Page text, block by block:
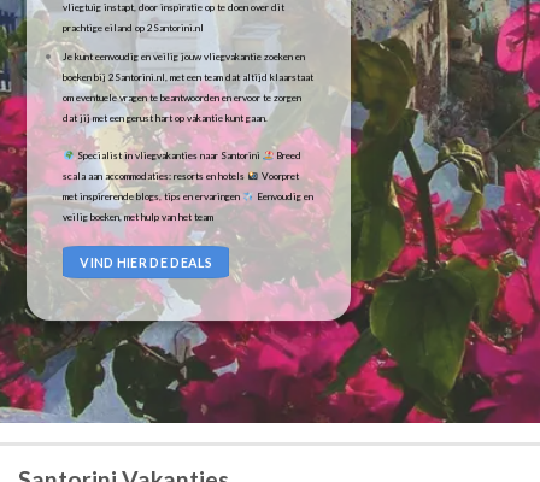
vliegtuig instapt, door inspiratie op te doen over dit
prachtige eiland op 2Santorini.nl
Je kunt eenvoudig en veilig jouw vliegvakantie zoeken en
boeken bij 2Santorini.nl, met een team dat altijd klaarstaat
om eventuele vragen te beantwoorden en ervoor te zorgen
dat jij met een gerust hart op vakantie kunt gaan.
Specialist in vliegvakanties naar Santorini
Breed
scala aan accommodaties: resorts en hotels
Voorpret
met inspirerende blogs, tips en ervaringen
Eenvoudig en
veilig boeken, met hulp van het team
VIND HIER DE DEALS